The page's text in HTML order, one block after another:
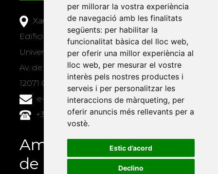
per millorar la vostra experiència
de navegació amb les finalitats
següents: per habilitar la
funcionalitat bàsica del lloc web,
per oferir una millor experiència al
lloc web, per mesurar el vostre
interès pels nostres productes i
serveis i per personalitzar les
interaccions de màrqueting, per
oferir anuncis més rellevants per a
vostè.
Estic d’acord
Declino
Xarxa Vives d'Universitats
Edifici Àgora
Universitat Jaume I, local 10
Av. de Vicent Sos Baynat, s/n
12071 Castelló de la Plana
e-buc@vives.org
+34 964 72 89 93
Amb el suport
de